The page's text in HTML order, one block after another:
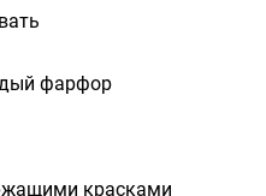
фарфор
красками